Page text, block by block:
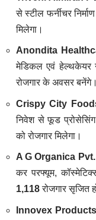
से स्टील फर्नीचर
मिलेगा।
Anondita
मेडिकल एवं हेल्थकेयर
रोजगार के अवसर बनेंगे।
Crispy City
निवेश से फूड
को रोजगार मिलेगा।
A G Organica
कर परफ्यूम,
1,118रोजगार सृजित
Innovex